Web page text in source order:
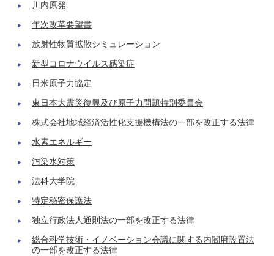
川内原発
年次改革要望書
放射性物質拡散シミュレーション
新型コロナウイルス感染症
日米原子力協定
東日本大震災復興及び原子力問題特別委員会
株式会社地域経済活性化支援機構法の一部を改正する法律
水素エネルギー
汚染水対策
法科大学院
特定秘密保護法
独立行政法人通則法の一部を改正する法律
総合科学技術・イノベーション会議に関する内閣府設置法
の一部を改正する法律